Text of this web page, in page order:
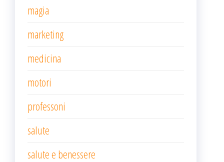
magia
marketing
medicina
motori
professoni
salute
salute e benessere